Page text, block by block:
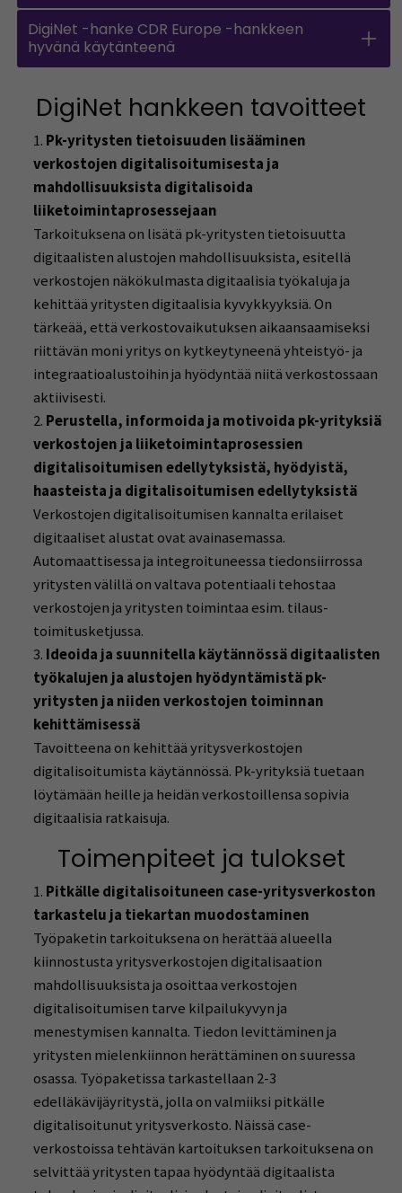
DigiNet -hanke CDR Europe -hankkeen
hyvänä käytänteenä
DigiNet hankkeen tavoitteet
Pk-yritysten tietoisuuden lisääminen
verkostojen digitalisoitumisesta ja
mahdollisuuksista digitalisoida
liiketoimintaprosessejaan
Tarkoituksena on lisätä pk-yritysten tietoisuutta
digitaalisten alustojen mahdollisuuksista, esitellä
verkostojen näkökulmasta digitaalisia työkaluja ja
kehittää yritysten digitaalisia kyvykkyyksiä. On
tärkeää, että verkostovaikutuksen aikaansaamiseksi
riittävän moni yritys on kytkeytyneenä yhteistyö- ja
integraatioalustoihin ja hyödyntää niitä verkostossaan
aktiivisesti.
Perustella, informoida ja motivoida pk-yrityksiä
verkostojen ja liiketoimintaprosessien
digitalisoitumisen edellytyksistä, hyödyistä,
haasteista ja digitalisoitumisen edellytyksistä
Verkostojen digitalisoitumisen kannalta erilaiset
digitaaliset alustat ovat avainasemassa.
Automaattisessa ja integroituneessa tiedonsiirrossa
yritysten välillä on valtava potentiaali tehostaa
verkostojen ja yritysten toimintaa esim. tilaus-
toimitusketjussa.
Ideoida ja suunnitella käytännössä digitaalisten
työkalujen ja alustojen hyödyntämistä pk-
yritysten ja niiden verkostojen toiminnan
kehittämisessä
Tavoitteena on kehittää yritysverkostojen
digitalisoitumista käytännössä. Pk-yrityksiä tuetaan
löytämään heille ja heidän verkostoillensa sopivia
digitaalisia ratkaisuja.
Toimenpiteet ja tulokset
Pitkälle digitalisoituneen case-yritysverkoston
tarkastelu ja tiekartan muodostaminen
Työpaketin tarkoituksena on herättää alueella
kiinnostusta yritysverkostojen digitalisaation
mahdollisuuksista ja osoittaa verkostojen
digitalisoitumisen tarve kilpailukyvyn ja
menestymisen kannalta. Tiedon levittäminen ja
yritysten mielenkiinnon herättäminen on suuressa
osassa. Työpaketissa tarkastellaan 2-3
edelläkävijäyritystä, jolla on valmiiksi pitkälle
digitalisoitunut yritysverkosto. Näissä case-
verkostoissa tehtävän kartoituksen tarkoituksena on
selvittää yritysten tapaa hyödyntää digitaalista